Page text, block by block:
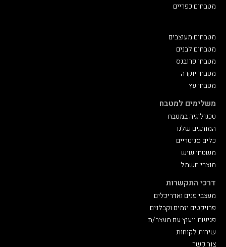
מטבחים כפריים
מטבחים מעוצבים
מטבחים לבנים
מטבחי פרובנס
מטבחי יוקרה
מטבחי עץ
משלימים למטבח
טכנולוגיה במטבח
המותגים שלנו
כלים סניטריים
משטחי שיש
מוצרי חשמל
דרכי התקשרות
מעצבי פנים ואדריכלים
פרויקטים יזמים וקבלנים
פגישת ייעוץ עם מעצב/ת
שירות לקוחות
צור‬ קשר